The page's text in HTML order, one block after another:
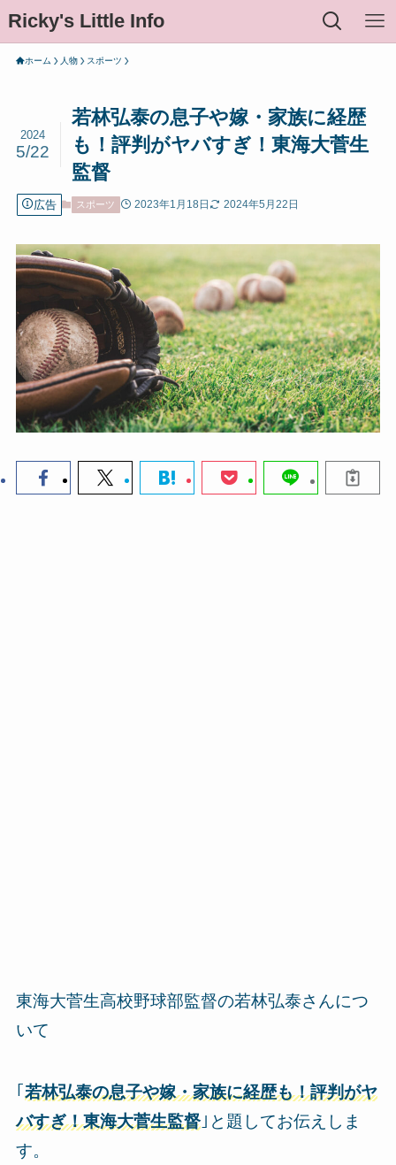
Ricky's Little Info
ホーム 人物 スポーツ
若林弘泰の息子や嫁・家族に経歴
も！評判がヤバすぎ！東海大菅生
監督
2024
5/22
広告 スポーツ 2023年1月18日 2024年5月22日
東海大菅生高校野球部監督の若林弘泰さんにつ
いて
｢ 若林弘泰の息子や嫁・家族に経歴も！評判がヤ
バすぎ！東海大菅生監督｣と題してお伝えしま
す。